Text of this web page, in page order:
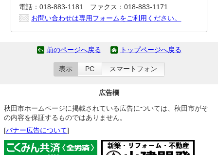
電話：018-883-1181 ファクス：018-883-1171
お問い合わせは専用フォームをご利用ください。
前のページへ戻る トップページへ戻る
表示 PC スマートフォン
広告欄
秋田市ホームページに掲載されている広告については、秋田市がそ
の内容を保証するものではありません。
[バナー広告について]